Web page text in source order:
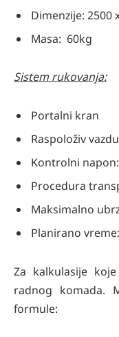
Dimenzije: 2500
Masa: 60kg
Sistem rukovanja:
Portalni kran
Raspoloživ
Kontrolni
Procedura
Maksimalno
Planirano
Za kalkulasije
radnog komada.
formule: